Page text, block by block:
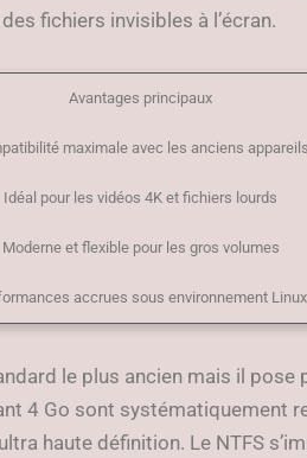
fichiers invisibles à l’écran.
Avantages principaux
maximale avec les anciens appareils
Idéal pour les vidéos 4K et fichiers lourds
Moderne et flexible pour les gros volumes
accrues sous environnement Linux
le plus ancien mais il
4 Go sont systématiquement
haute définition. Le NTFS